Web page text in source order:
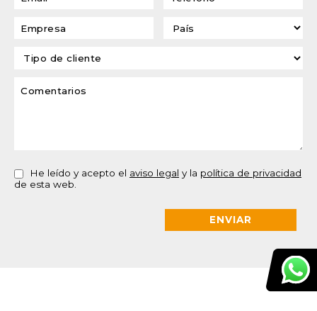
He leído y acepto el aviso legal y la política de privacidad
de esta web.